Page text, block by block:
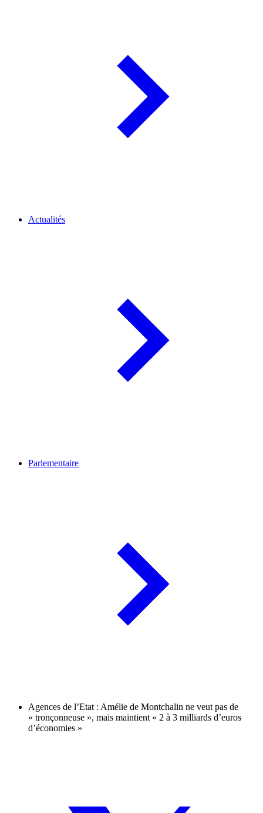
Actualités
Parlementaire
Agences de l’Etat : Amélie de Montchalin ne veut pas de
« tronçonneuse », mais maintient « 2 à 3 milliards d’euros
d’économies »